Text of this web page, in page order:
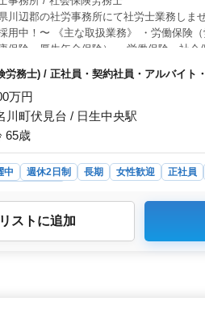
川辺郡の社労事務所にて社労士業務しま
用中！〜 《主な取扱業務》 ・労働保険
康保険・厚生年金保険） ・労働保険、社
入、裁量労働制導入手続 ・給与計算事務
険完備 社労士業務でお探し中の方、お気
ております♪
労務士) / 正社員・契約社員・アルバイト
万円
川町伏見台 / 日生中央駅
65歳
中 週休2日制 長期 女性歓迎 正社員
＞ 社労士業務でキャリアを磨き、労
。 ＜働きやすさと福利厚生＞ 完全
スト に追加